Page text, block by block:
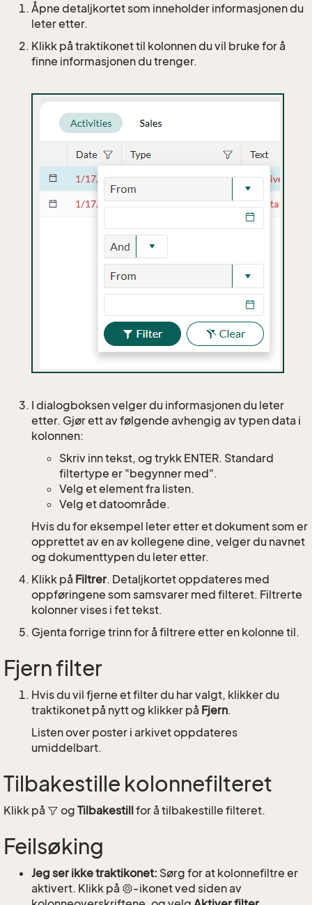
Åpne detaljkortet som inneholder informasjonen du
leter etter.
Klikk på traktikonet til kolonnen du vil bruke for å
finne informasjonen du trenger.
I dialogboksen velger du informasjonen du leter
etter. Gjør ett av følgende avhengig av typen data i
kolonnen:
Skriv inn tekst, og trykk ENTER. Standard
filtertype er "begynner med".
Velg et element fra listen.
Velg et datoområde.
Hvis du for eksempel leter etter et dokument som er
opprettet av en av kollegene dine, velger du navnet
og dokumenttypen du leter etter.
Klikk på Filtrer. Detaljkortet oppdateres med
oppføringene som samsvarer med filteret. Filtrerte
kolonner vises i fet tekst.
Gjenta forrige trinn for å filtrere etter en kolonne til.
Fjern filter
Hvis du vil fjerne et filter du har valgt, klikker du
traktikonet på nytt og klikker på Fjern.
Listen over poster i arkivet oppdateres
umiddelbart.
Tilbakestille kolonnefilteret
Klikk på og Tilbakestillfor å tilbakestille filteret.
Feilsøking
Jeg ser ikke traktikonet: Sørg for at kolonnefiltre er
aktivert. Klikk på
-ikonet ved siden av